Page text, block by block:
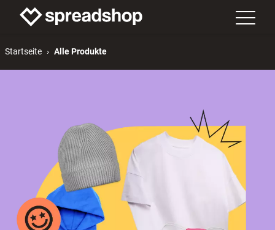
Startseite Alle Produkte